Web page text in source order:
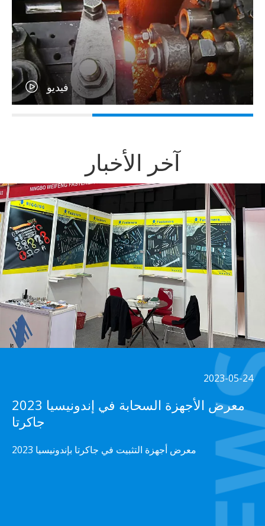
فيديو
آخر الأخبار
2023-05-24
2023 معرض الأجهزة السحابة في إندونيسيا
جاكرتا
2023 معرض أجهزة التثبيت في جاكرتا بإندونيسيا